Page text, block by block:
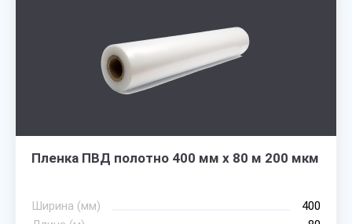
Пленка ПВД полотно 400 мм х 80 м 200 мкм
Ширина (мм)
400